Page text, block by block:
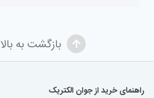
بازگشت به بالا
راهنمای خرید از جوان الکتریک